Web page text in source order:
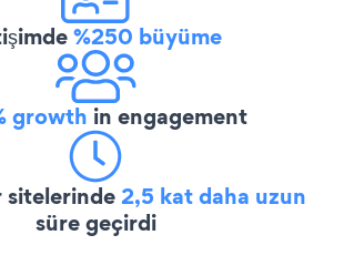
%250 büyüme
growth in engagement
2,5 kat daha uzun
süre geçirdi